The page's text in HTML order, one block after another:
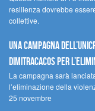
resilienza dovrebbe
collettive.
Una campagna
Dimitracacos per
La campagna sarà
l’eliminazione della
25 novembre